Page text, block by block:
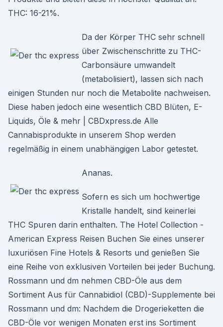
THC: 16-21%.
Da der Körper THC sehr schnell
über Zwischenschritte zu THC-
Carbonsäure umwandelt
(metabolisiert), lassen sich nach
einigen Stunden nur noch die Metabolite nachweisen.
Diese haben jedoch eine wesentlich CBD Blüten, E-
Liquids, Öle & mehr | CBDxpress.de Alle
Cannabisprodukte in unserem Shop werden
regelmäßig in einem unabhängigen Labor getestet.
Ananas.
Sofern es sich um hochwertige
Kristalle handelt, sind keinerlei
THC Spuren darin enthalten. The Hotel Collection -
American Express Reisen Buchen Sie eines unserer
luxuriösen Fine Hotels & Resorts und genießen Sie
eine Reihe von exklusiven Vorteilen bei jeder Buchung.
Rossmann und dm nehmen CBD-Öle aus dem
Sortiment Aus für Cannabidiol (CBD)-Supplemente bei
Rossmann und dm: Nachdem die Drogerieketten die
CBD-Öle vor wenigen Monaten erst ins Sortiment